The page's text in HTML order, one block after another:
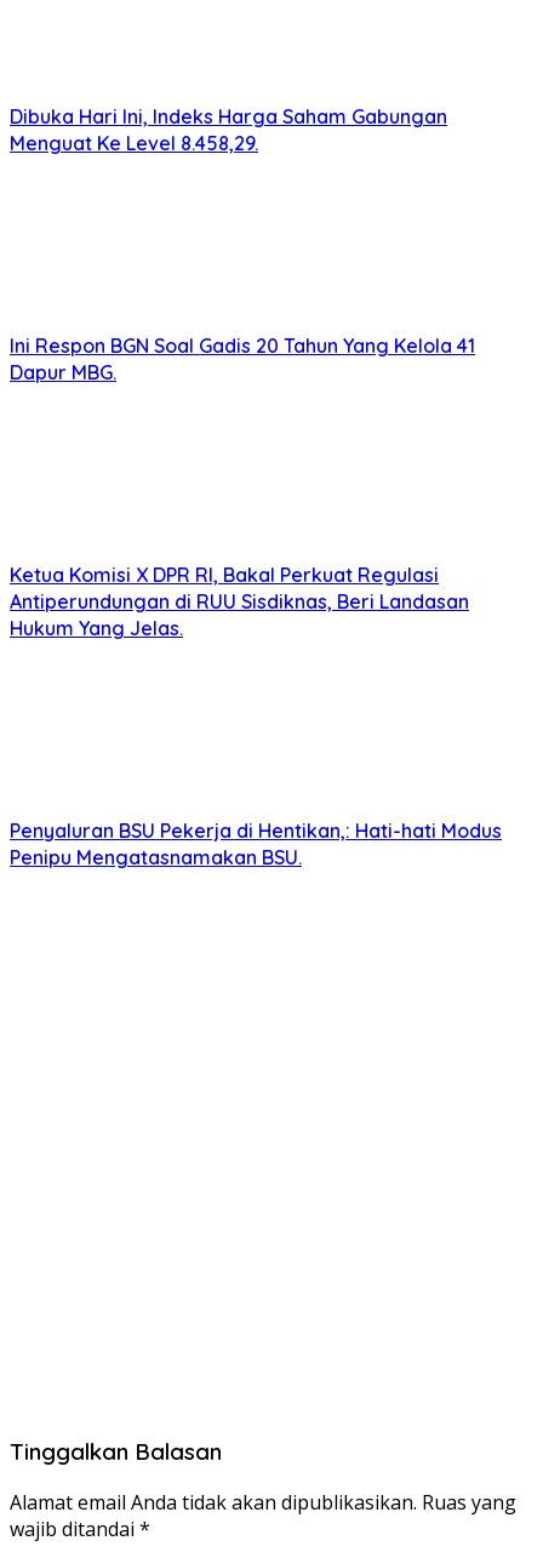
Dibuka Hari Ini, Indeks Harga Saham Gabungan
Menguat Ke Level 8.458,29.
Ini Respon BGN Soal Gadis 20 Tahun Yang Kelola 41
Dapur MBG.
Ketua Komisi X DPR RI, Bakal Perkuat Regulasi
Antiperundungan di RUU Sisdiknas, Beri Landasan
Hukum Yang Jelas.
Penyaluran BSU Pekerja di Hentikan,: Hati-hati Modus
Penipu Mengatasnamakan BSU.
Tinggalkan Balasan
Alamat email Anda tidak akan dipublikasikan. Ruas yang
wajib ditandai *